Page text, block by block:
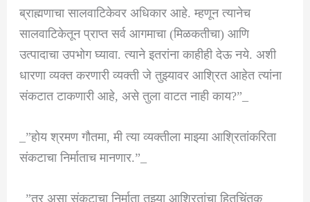
ब्राह्मणाचा सालवाटिकेवर अधिकार आहे. म्हणून त्यानेच
सालवाटिकेतून प्राप्त सर्व आगमाचा (मिळकतीचा) आणि
उत्पादाचा उपभोग घ्यावा. त्याने इतरांना काहीही देऊ नये. अशी
धारणा व्यक्त करणारी व्यक्ती जे तुझ्यावर आश्रित आहेत त्यांना
संकटात टाकणारी आहे, असे तुला वाटत नाही काय?”_
_”होय श्रमण गौतमा, मी त्या व्यक्तीला माझ्या आश्रितांकरिता
संकटाचा निर्माताच मानणार.”_
_”तर असा संकटाचा निर्माता तुझ्या आश्रितांचा हितचिंतक